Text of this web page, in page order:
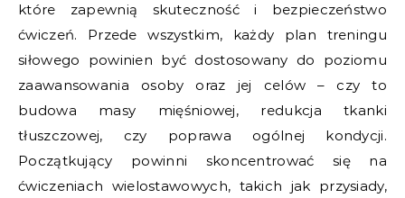
które zapewnią skuteczność i bezpieczeństwo
ćwiczeń. Przede wszystkim, każdy plan treningu
siłowego powinien być dostosowany do poziomu
zaawansowania osoby oraz jej celów – czy to
budowa masy mięśniowej, redukcja tkanki
tłuszczowej, czy poprawa ogólnej kondycji.
Początkujący powinni skoncentrować się na
ćwiczeniach wielostawowych, takich jak przysiady,